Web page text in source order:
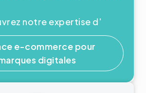
notre expertise d'
e-commerce pour
digitales